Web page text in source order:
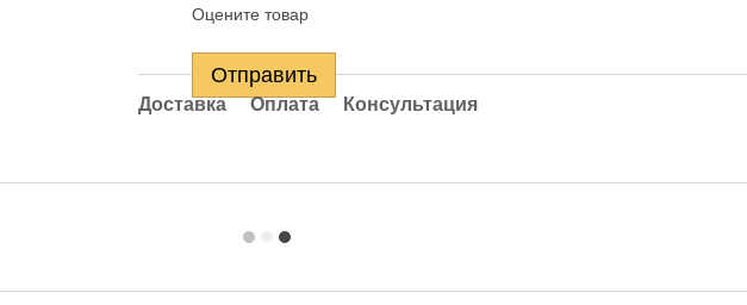
Оцените товар
Отправить
Доставка Оплата Консультация